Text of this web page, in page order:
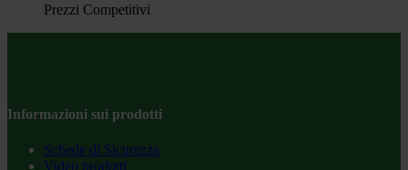
Prezzi Competitivi
Informazioni sui prodotti
Schede di Sicurezza
Video prodotti